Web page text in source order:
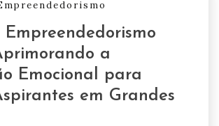
a
Emocional para
em Grandes